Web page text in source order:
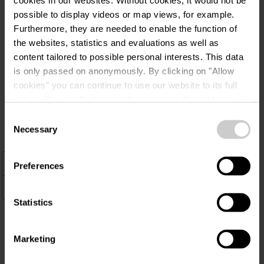
possible to display videos or map views, for example.
Furthermore, they are needed to enable the function of
the websites, statistics and evaluations as well as
content tailored to possible personal interests. This data
is only passed on anonymously. By clicking on "Allow
cookies" you can continue to use our website to its full
time.
Selection
Necessary
Preferences
Statistics
Marketing
Bezienswaardighede
n onderweg
RONDLEIDING IN HET VICTOR
+